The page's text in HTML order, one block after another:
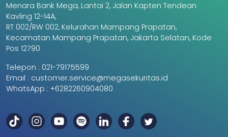
Menara Bank Mega, Lantai 2, Jalan Kapten Tendean
Kavling 12-14A,
RT 002/RW 002, Kelurahan Mampang Prapatan,
Kecamatan Mampang Prapatan, Jakarta Selatan, Kode
Pos 12790
Telepon : 021-79175599
Email : customer.service@megasekuritas.id
WhatsApp : +6282260904080